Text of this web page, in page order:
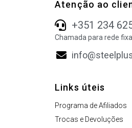
Atenção ao
+351 234
Chamada para rede
Links úteis
Programa de Afiliados
Trocas e Devoluções